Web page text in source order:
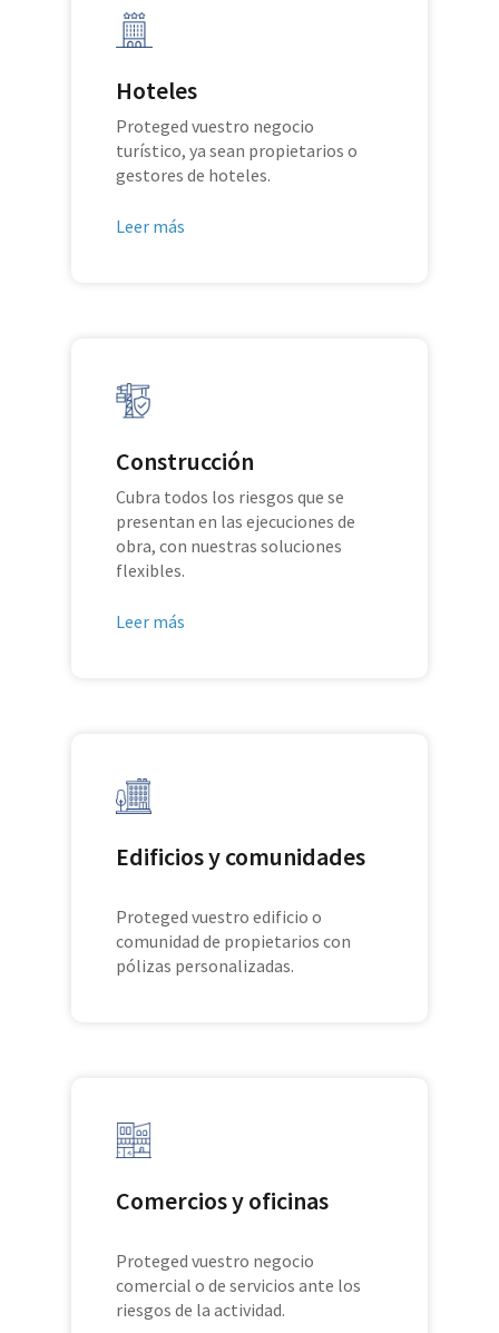
Hoteles
Proteged vuestro negocio
turístico, ya sean propietarios o
gestores de hoteles.
Leer más
Construcción
Cubra todos los riesgos que se
presentan en las ejecuciones de
obra, con nuestras soluciones
flexibles.
Leer más
Edificios y comunidades
Proteged vuestro edificio o
comunidad de propietarios con
pólizas personalizadas.
Comercios y oficinas
Proteged vuestro negocio
comercial o de servicios ante los
riesgos de la actividad.